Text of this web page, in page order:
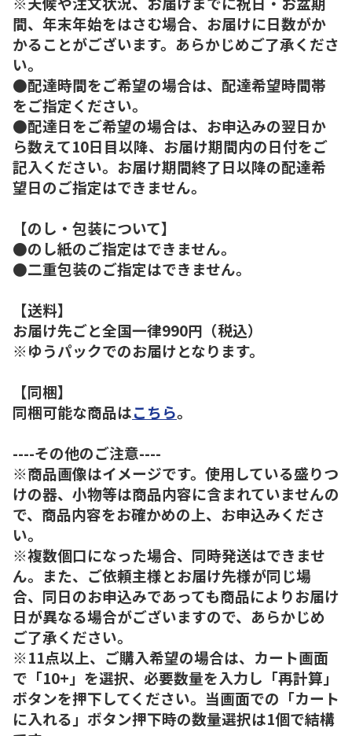
間、年末年始をはさむ場合、お届けに日数がか
かることがございます。あらかじめご了承くださ
い。
●配達時間をご希望の場合は、配達希望時間帯
をご指定ください。
●配達日をご希望の場合は、お申込みの翌日か
ら数えて10日目以降、お届け期間内の日付をご
記入ください。お届け期間終了日以降の配達希
望日のご指定はできません。
【のし・包装について】
●のし紙のご指定はできません。
●二重包装のご指定はできません。
【送料】
お届け先ごと全国一律990円（税込）
※ゆうパックでのお届けとなります。
【同梱】
同梱可能な商品はこちら。
----その他のご注意----
※商品画像はイメージです。使用している盛りつ
けの器、小物等は商品内容に含まれていませんの
で、商品内容をお確かめの上、お申込みくださ
い。
※複数個口になった場合、同時発送はできませ
ん。また、ご依頼主様とお届け先様が同じ場
合、同日のお申込みであっても商品によりお届け
日が異なる場合がございますので、あらかじめ
ご了承ください。
※11点以上、ご購入希望の場合は、カート画面
で「10+」を選択、必要数量を入力し「再計算」
ボタンを押下してください。当画面での「カート
に入れる」ボタン押下時の数量選択は1個で結構